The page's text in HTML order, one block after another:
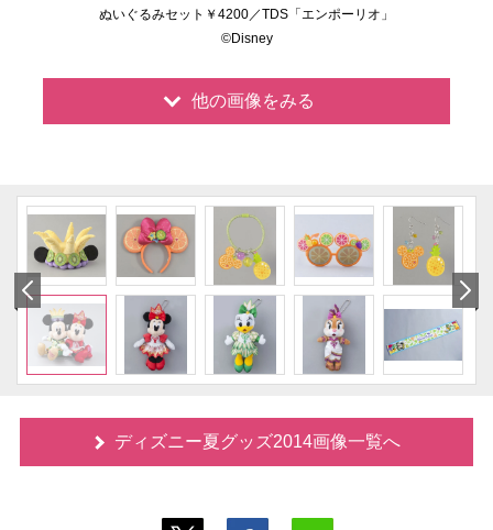
ぬいぐるみセット￥4200／TDS「エンポーリオ」
©Disney
他の画像をみる
ディズニー夏グッズ2014画像一覧へ